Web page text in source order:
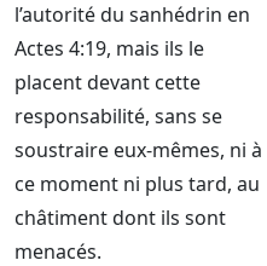
l’autorité du sanhédrin en
Actes 4:19, mais ils le
placent devant cette
responsabilité, sans se
soustraire eux-mêmes, ni à
ce moment ni plus tard, au
châtiment dont ils sont
menacés.